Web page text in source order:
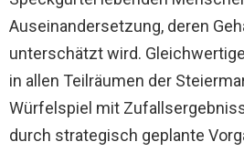
Auseinandersetzung, deren
unterschätzt wird.
in allen Teilräumen der
Würfelspiel mit
durch strategisch geplante